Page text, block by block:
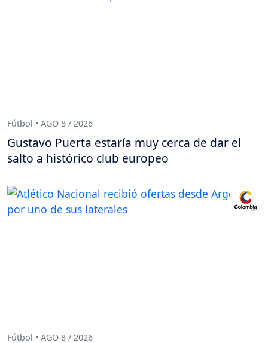
Fútbol • AGO 8 / 2026
Gustavo Puerta estaría muy cerca de dar el
salto a histórico club europeo
Fútbol • AGO 8 / 2026